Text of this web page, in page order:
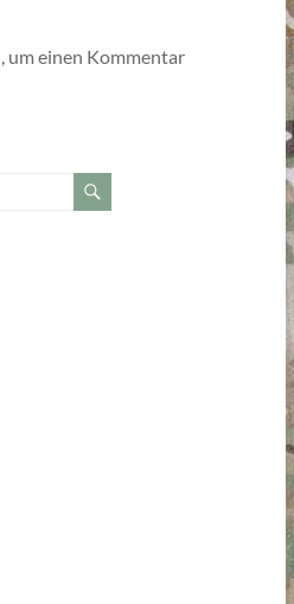
um einen Kommentar